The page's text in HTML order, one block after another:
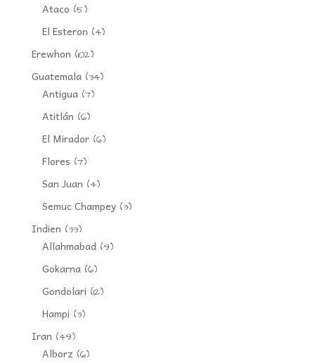
Ataco (5)
El Esteron (4)
Erewhon (102)
Guatemala(34)
Antigua(7)
Atitlán (6)
El Mirador(6)
Flores (7)
San Juan (4)
Semuc Champey(3)
Indien (33)
Allahmabad(9)
Gokarna(6)
Gondolari (12)
Hampi (3)
Iran (49)
Alborz (6)